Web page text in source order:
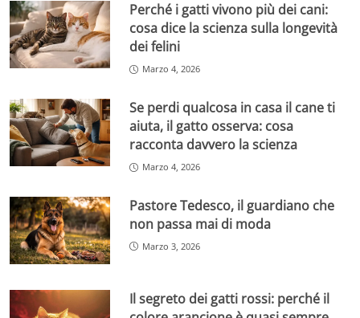
Perché i gatti vivono più dei cani:
cosa dice la scienza sulla longevità
dei felini
Marzo 4, 2026
Se perdi qualcosa in casa il cane ti
aiuta, il gatto osserva: cosa
racconta davvero la scienza
Marzo 4, 2026
Pastore Tedesco, il guardiano che
non passa mai di moda
Marzo 3, 2026
Il segreto dei gatti rossi: perché il